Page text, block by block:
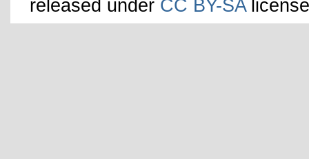
released under CC BY-SA